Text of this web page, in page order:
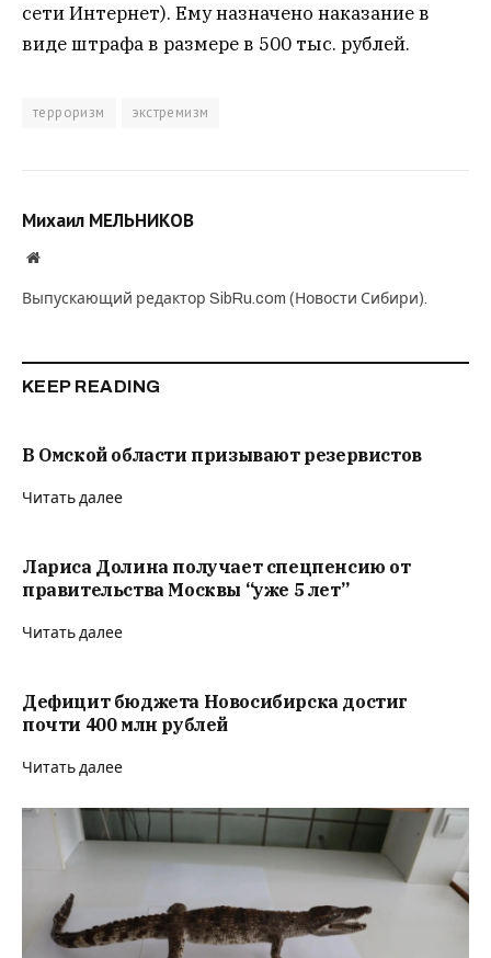
сети Интернет). Ему назначено наказание в
виде штрафа в размере в 500 тыс. рублей.
терроризм экстремизм
Михаил МЕЛЬНИКОВ
Website
Выпускающий редактор SibRu.com (Новости Сибири).
KEEP READING
В Омской области призывают резервистов
Читать далее
Лариса Долина получает спецпенсию от
правительства Москвы “уже 5 лет”
Читать далее
Дефицит бюджета Новосибирска достиг
почти 400 млн рублей
Читать далее